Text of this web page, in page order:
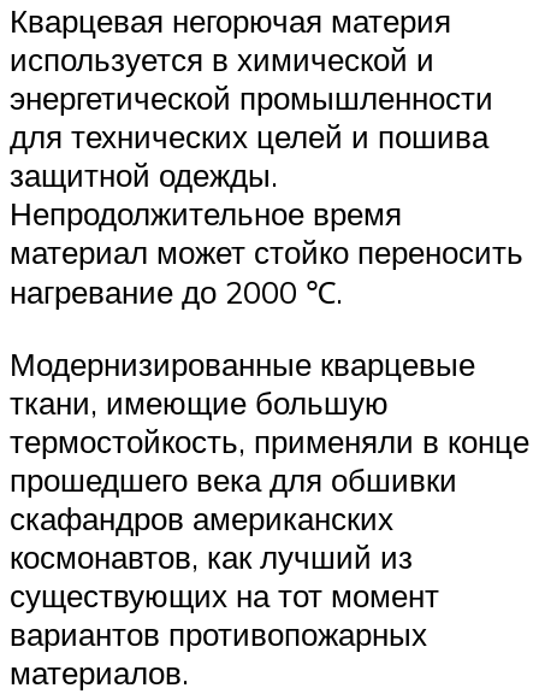
Кварцевая негорючая материя
используется в химической и
энергетической промышленности
для технических целей и пошива
защитной одежды.
Непродолжительное время
материал может стойко переносить
нагревание до 2000 ℃.
Модернизированные кварцевые
ткани, имеющие большую
термостойкость, применяли в конце
прошедшего века для обшивки
скафандров американских
космонавтов, как лучший из
существующих на тот момент
вариантов противопожарных
материалов.